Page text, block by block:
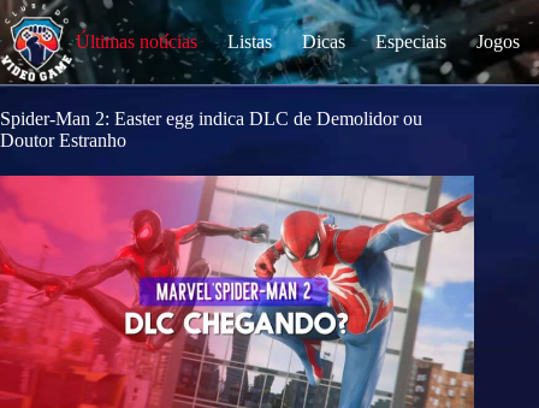
k
i
p
o
c
n
n
t
Últimas notícias Listas Dicas Especiais Jogos
Spider-Man 2: Easter egg indica DLC de Demolidor ou
Doutor Estranho